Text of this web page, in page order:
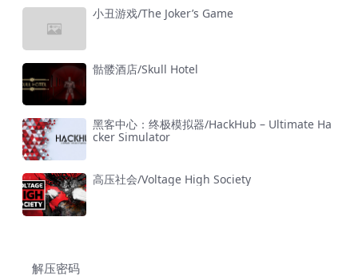
小丑游戏/The Joker’s Game
骷髅酒店/Skull Hotel
黑客中心：终极模拟器/HackHub – Ultimate Ha
cker Simulator
高压社会/Voltage High Society
解压密码